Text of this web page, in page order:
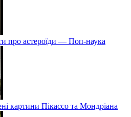
про астероїди — Поп-наука
картини Пікассо та Мондріана